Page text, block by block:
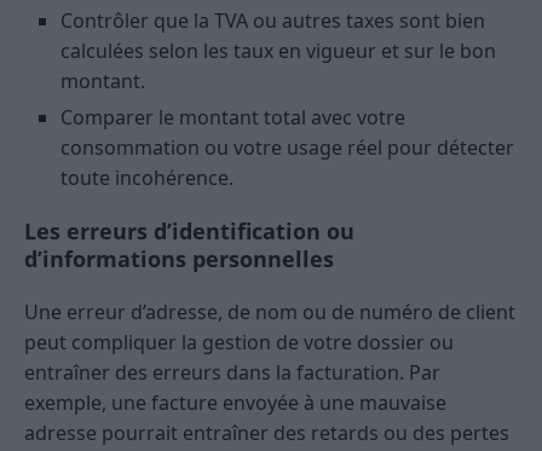
Contrôler que la TVA ou autres taxes sont bien
calculées selon les taux en vigueur et sur le bon
montant.
Comparer le montant total avec votre
consommation ou votre usage réel pour détecter
toute incohérence.
Les erreurs d’identification ou
d’informations personnelles
Une erreur d’adresse, de nom ou de numéro de client
peut compliquer la gestion de votre dossier ou
entraîner des erreurs dans la facturation. Par
exemple, une facture envoyée à une mauvaise
adresse pourrait entraîner des retards ou des pertes